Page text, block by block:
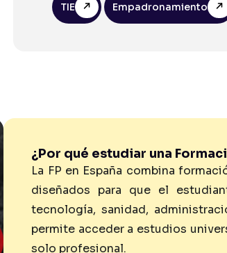
TIE Empadronamiento
¿Por qué estudiar una
La FP en España combina
diseñados para que el
tecnología, sanidad,
permite acceder a estudios
solo profesional.